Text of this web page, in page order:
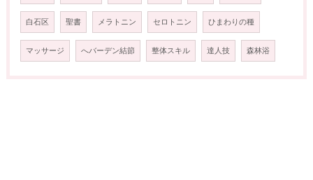
白石区 聖書 メラトニン セロトニン ひまわりの種
マッサージ へバーデン結節 整体スキル 達人技 森林浴